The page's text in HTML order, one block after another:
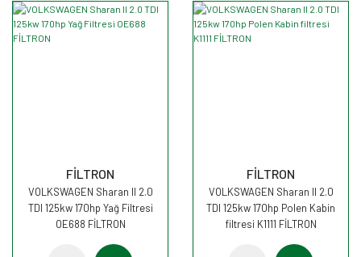
FİLTRON
VOLKSWAGEN Sharan II 2.0
TDI 125kw 170hp Yağ Filtresi
OE688 FİLTRON
FİLTRON
VOLKSWAGEN Sharan II 2.0
TDI 125kw 170hp Polen Kabin
filtresi K1111 FİLTRON